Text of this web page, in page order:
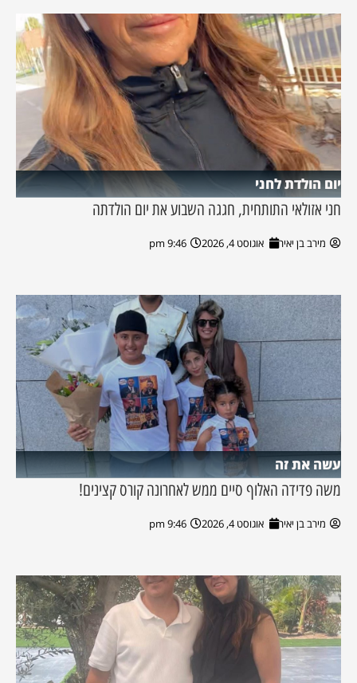
יום הולדת לחני
חני אזולאי התותחית, חגגה השבוע את יום הולדתה
מירב בן יאיר אוגוסט 4, 2026 9:46 pm
עשה את זה
משה פדידה האלוף סיים ממש לאחרונה קורס קצינים!
מירב בן יאיר אוגוסט 4, 2026 9:46 pm